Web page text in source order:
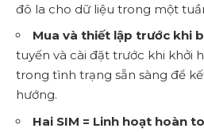
đô la cho dữ liệu trong một
Mua và thiết lập trước khi
tuyến và cài đặt trước khi khởi
trong tình trạng sẵn sàng để
hướng.
Hai SIM = Linh hoạt hoàn